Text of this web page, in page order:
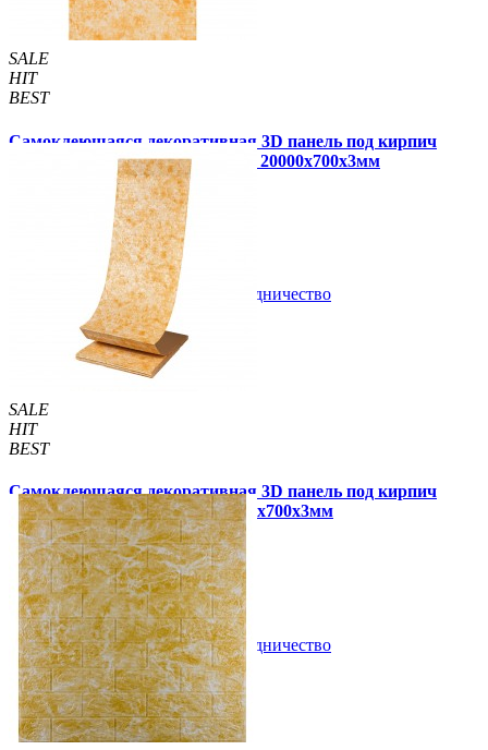
SALE
HIT
BEST
Самоклеющаяся декоративная 3D панель под кирпич
бежевый мрамор в рулоне 20 м 20000x700x3мм
3 300 грн/шт
Купить В закладки Сотрудничество
SALE
HIT
BEST
Самоклеющаяся декоративная 3D панель под кирпич
бежевый мрамор в рулоне 3080x700x3мм
320 грн/шт 699 грн/шт
Купить В закладки Сотрудничество